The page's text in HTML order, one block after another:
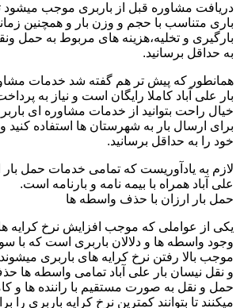
دریافت مشاوره قبل از باربری موجب میشود
باری متناسب با حجم و وزن بار و همچنین
بارگیری و تخلیه،هزینه های مربوط به حمل
به حداقل برسانید.
همانطور که پیش تر هم گفته شد خدمات
بار علی آباد کاملا رایگان است و نیاز به
خیال راحت بتوانید از خدمات مشاوره ای
برای ارسال بار به شهرستان ها استفاده کنید
خود را به حداقل برسانید.
لازم به یادآوریست که تمامی خدمات حمل بار
علی آباد همراه با بیمه نامه و بارنامه است.
حمل بار ارزان با حذف واسطه ها
یکی از عواملی که موجب افزایش نرخ کرایه
وجود واسطه ها و دلالان باربری است که با
موجب بالا رفتن نرخ کرایه های باربری
و نقل نیسان بار علی آباد تمامی واسطه ها
حمل و نقل به صورت مستقیم با راننده ها و
میکنند تا بتوانند کمترین نرخ کرایه باربری را